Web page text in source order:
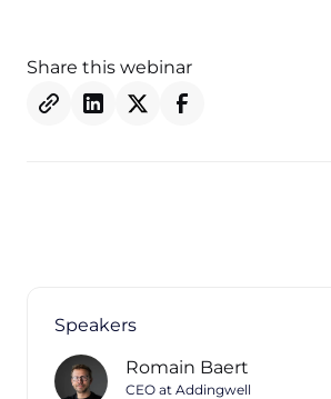
Speakers
Romain Baert
CEO at Addingwell
Share this webinar